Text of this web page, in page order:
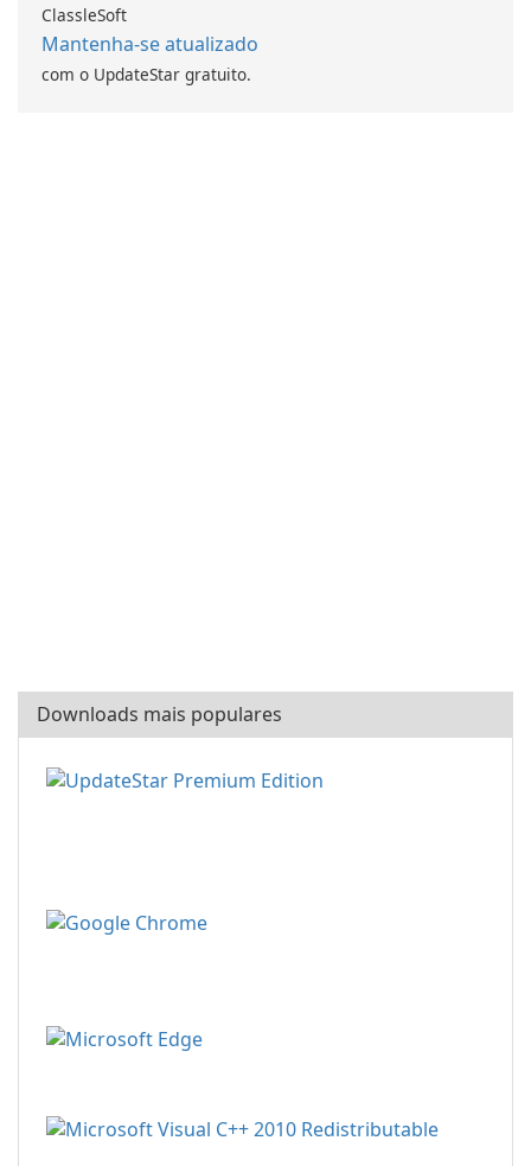
ClassleSoft
Mantenha-se atualizado
com o UpdateStar gratuito.
Downloads mais populares